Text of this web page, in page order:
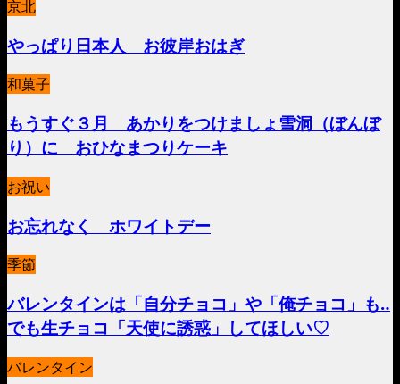
京北
やっぱり日本人 お彼岸おはぎ
和菓子
もうすぐ３月 あかりをつけましょ雪洞（ぼんぼ
り）に おひなまつりケーキ
お祝い
お忘れなく ホワイトデー
季節
バレンタインは「自分チョコ」や「俺チョコ」も‥
でも生チョコ「天使に誘惑」してほしい♡
バレンタイン